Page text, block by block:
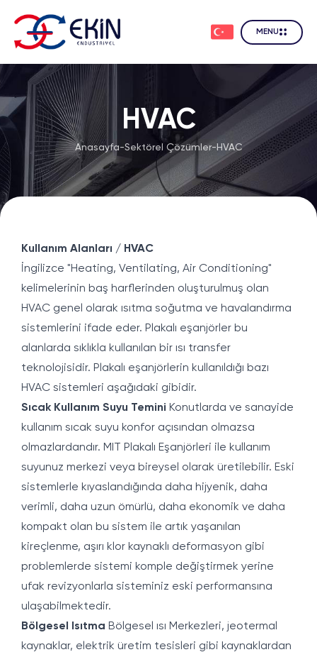
MENU
HVAC
Anasayfa-Sektörel Çözümler- HVAC
Kullanım Alanları / HVAC
İngilizce "Heating, Ventilating, Air Conditioning"
kelimelerinin baş harflerinden oluşturulmuş olan
HVAC genel olarak ısıtma soğutma ve havalandırma
sistemlerini ifade eder. Plakalı eşanjörler bu
alanlarda sıklıkla kullanılan bir ısı transfer
teknolojisidir. Plakalı eşanjörlerin kullanıldığı bazı
HVAC sistemleri aşağıdaki gibidir.
Sıcak Kullanım Suyu Temini Konutlarda ve sanayide
kullanım sıcak suyu konfor açısından olmazsa
olmazlardandır. MIT Plakalı Eşanjörleri ile kullanım
suyunuz merkezi veya bireysel olarak üretilebilir. Eski
sistemlerle kıyaslandığında daha hijyenik, daha
verimli, daha uzun ömürlü, daha ekonomik ve daha
kompakt olan bu sistem ile artık yaşanılan
kireçlenme, aşırı klor kaynaklı deformasyon gibi
problemlerde sistemi komple değiştirmek yerine
ufak revizyonlarla sisteminiz eski performansına
ulaşabilmektedir.
Bölgesel Isıtma Bölgesel ısı Merkezleri, jeotermal
kaynaklar, elektrik üretim tesisleri gibi kaynaklardan